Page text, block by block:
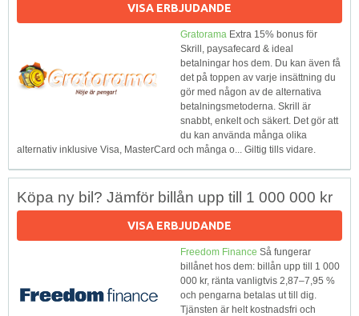
VISA ERBJUDANDE
Gratorama Extra 15% bonus för
Skrill, paysafecard & ideal
betalningar hos dem. Du kan även få
det på toppen av varje insättning du
gör med någon av de alternativa
betalningsmetoderna. Skrill är
snabbt, enkelt och säkert. Det gör att
du kan använda många olika
alternativ inklusive Visa, MasterCard och många o... Giltig tills vidare.
Köpa ny bil? Jämför billån upp till 1 000 000 kr
VISA ERBJUDANDE
Freedom Finance Så fungerar
billånet hos dem: billån upp till 1 000
000 kr, ränta vanligtvis 2,87–7,95 %
och pengarna betalas ut till dig.
Tjänsten är helt kostnadsfri och